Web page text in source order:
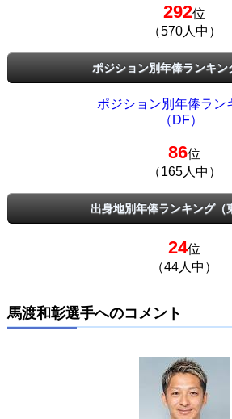
292位
（570人中）
ポジション別年俸ランキン
ポジション別年俸ラン
（DF）
86位
（165人中）
出身地別年俸ランキング（
24位
（44人中）
馬渡和彰選手へのコメント